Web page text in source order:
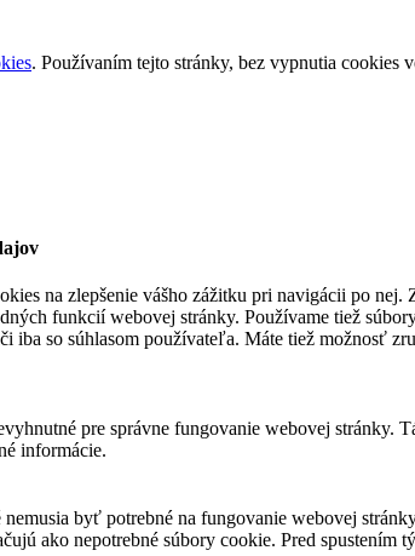
. Používaním tejto stránky, bez vypnutia cookies
na zlepšenie vášho zážitku pri navigácii po
funkcií webovej stránky. Používame tiež
iba so súhlasom používateľa. Máte tiež možnosť
pre správne fungovanie webovej
informácie.
byť potrebné na fungovanie webovej
ako nepotrebné súbory cookie. Pred